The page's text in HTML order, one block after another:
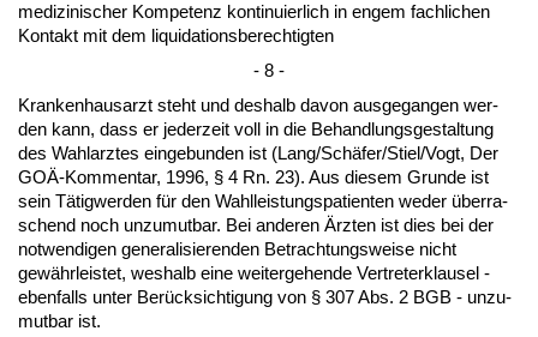
me­di­zi­ni­scher Kom­pe­tenz kon­ti­nu­ier­lich in en­gem fach­li­chen
Kon­takt mit dem li­qui­da­ti­ons­be­rech­tig­ten
- 8 -
Kran­ken­haus­arzt steht und des­halb da­von aus­ge­gan­gen wer­
den kann, dass er je­der­zeit voll in die Be­hand­lungs­ge­stal­tung
des Wahl­arz­tes ein­ge­bun­den ist (Lang/Schäfer/Sti­el/Vogt, Der
GOÄ-Kom­men­tar, 1996, § 4 Rn. 23). Aus die­sem Grun­de ist
sein Tätig­wer­den für den Wahl­leis­tungs­pa­ti­en­ten we­der über­ra­
schend noch un­zu­mut­bar. Bei an­de­ren Ärz­ten ist dies bei der
not­wen­di­gen ge­ne­ra­li­sie­ren­den Be­trach­tungs­wei­se nicht
gewähr­leis­tet, wes­halb ei­ne wei­ter­ge­hen­de Ver­tre­ter­klau­sel -
eben­falls un­ter Berück­sich­ti­gung von § 307 Abs. 2 BGB - un­zu­
mut­bar ist.